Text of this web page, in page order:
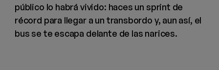
público lo habrá vivido: haces un sprint de
récord para llegar a un transbordo y, aun así, el
bus se te escapa delante de las narices.